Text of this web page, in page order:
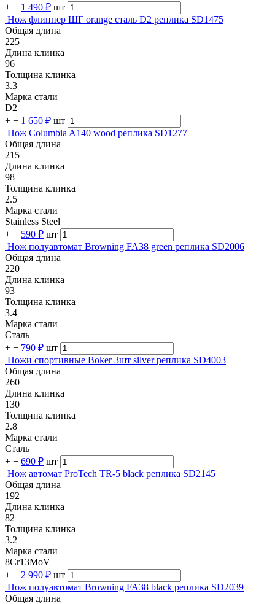
+ − 1 490 ₽ шт
Нож флиппер ШГ orange сталь D2 реплика SD1475
Общая длина
225
Длина клинка
96
Толщина клинка
3.3
Марка стали
D2
+ − 1 650 ₽ шт
Нож Columbia A140 wood реплика SD1277
Общая длина
215
Длина клинка
98
Толщина клинка
2.5
Марка стали
Stainless Steel
+ − 590 ₽ шт
Нож полуавтомат Browning FA38 green реплика SD2006
Общая длина
220
Длина клинка
93
Толщина клинка
3.4
Марка стали
Сталь
+ − 790 ₽ шт
Ножи спортивные Boker 3шт silver реплика SD4003
Общая длина
260
Длина клинка
130
Толщина клинка
2.8
Марка стали
Сталь
+ − 690 ₽ шт
Нож автомат ProTech TR-5 black реплика SD2145
Общая длина
192
Длина клинка
82
Толщина клинка
3.2
Марка стали
8Cr13MoV
+ − 2 990 ₽ шт
Нож полуавтомат Browning FA38 black реплика SD2039
Общая длина